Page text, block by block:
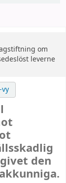
om
leverne
den